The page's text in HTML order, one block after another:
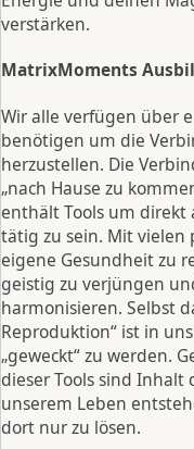
verstärken.
MatrixMoments
Wir alle verfügen über
benötigen um die
herzustellen. Die
„nach Hause zu
enthält Tools um direkt
tätig zu sein. Mit
eigene Gesundheit zu
geistig zu verjüngen
harmonisieren. Selbst
Reproduktion“ ist in
„geweckt“ zu werden.
dieser Tools sind Inhalt
unserem Leben
dort nur zu lösen.